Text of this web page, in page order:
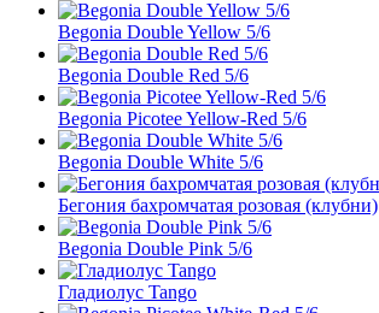
Begonia Double Yellow 5/6
Begonia Double Red 5/6
Begonia Picotee Yellow-Red 5/6
Begonia Double White 5/6
Бегония бахромчатая розовая (клубни)
Begonia Double Pink 5/6
Гладиолус Tango